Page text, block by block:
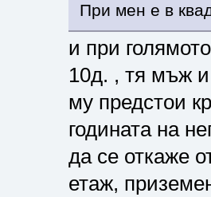
При мен е в
и при
10д. , тя мъж
му предстои
годината на
да се откаже
етаж,